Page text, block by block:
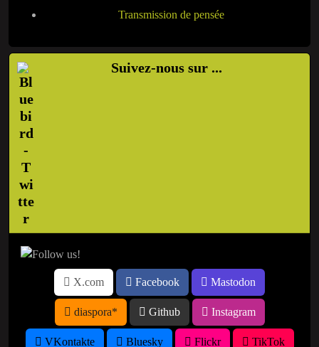
Transmission de pensée
Suivez-nous sur ...
X.com Facebook Mastodon
diaspora* Github Instagram
VKontakte Bluesky Flickr TikTok